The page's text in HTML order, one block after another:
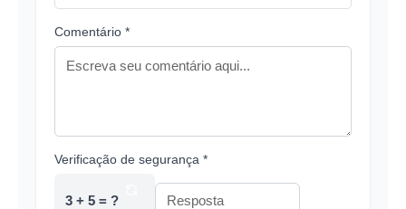
Comentário *
Verificação de segurança *
3 + 5 = ?